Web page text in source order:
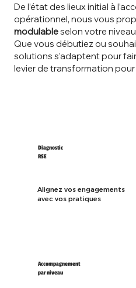
De l’état des lieux initial à
opérationnel, nous vous
modulableselon votre
Que vous débutiez ou
solutions s’adaptent pour
levier de transformation
Diagnostic
RSE
Alignez vos engagements
avec vos pratiques
Accompagnement
par niveau